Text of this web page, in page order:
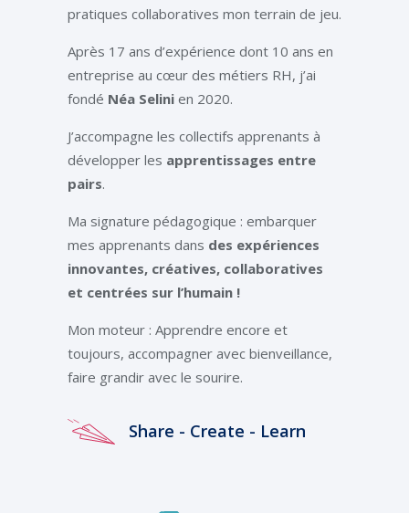
pratiques collaboratives mon terrain de jeu.
Après 17 ans d’expérience dont 10 ans en
entreprise au cœur des métiers RH, j’ai
fondé Néa Selini en 2020.
J’accompagne les collectifs apprenants à
développer les apprentissages entre
pairs.
Ma signature pédagogique : embarquer
mes apprenants dans des expériences
innovantes, créatives, collaboratives
et centrées sur l’humain !
Mon moteur : Apprendre encore et
toujours, accompagner avec bienveillance,
faire grandir avec le sourire.
Share - Create - Learn